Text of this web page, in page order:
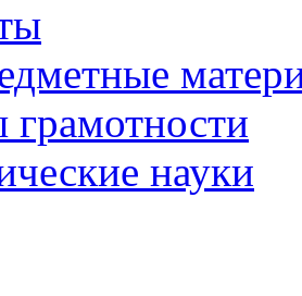
науки